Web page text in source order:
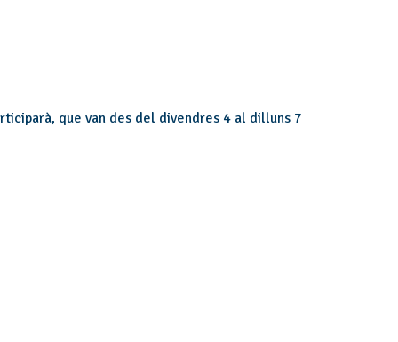
que van des del divendres 4 al dilluns 7